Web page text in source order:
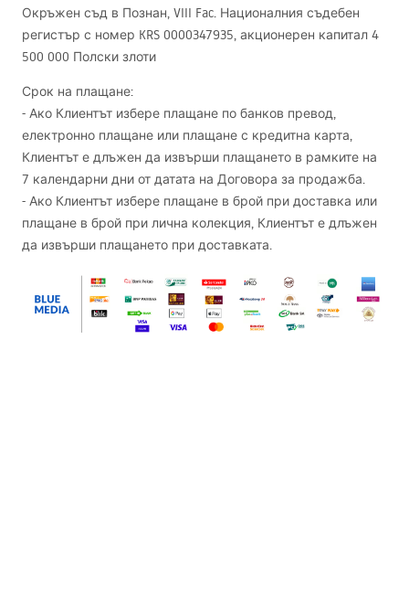
Окръжен съд в Познан, VIII Fac. Националния съдебен
регистър с номер KRS 0000347935, акционерен капитал 4
500 000 Полски злоти
Срок на плащане:
- Ако Клиентът избере плащане по банков превод,
електронно плащане или плащане с кредитна карта,
Клиентът е длъжен да извърши плащането в рамките на
7 календарни дни от датата на Договора за продажба.
- Ако Клиентът избере плащане в брой при доставка или
плащане в брой при лична колекция, Клиентът е длъжен
да извърши плащането при доставката.